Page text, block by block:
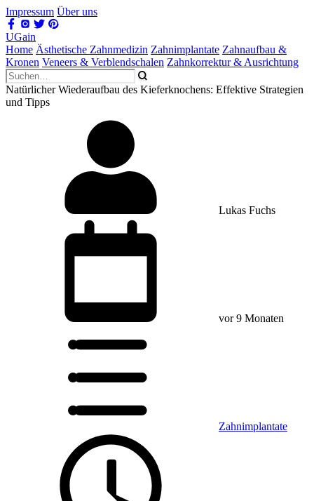
Impressum Über uns
UGain
Home Ästhetische Zahnmedizin Zahnimplantate Zahnaufbau &
Kronen Veneers & Verblendschalen Zahnkorrektur & Ausrichtung
Natürlicher Wiederaufbau des Kieferknochens: Effektive Strategien
und Tipps
Lukas Fuchs
vor 9 Monaten
Zahnimplantate